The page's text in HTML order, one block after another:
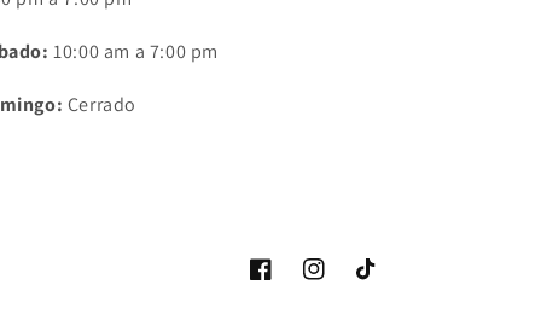
10:00 am a 7:00 pm
Cerrado
FacebookInstagramTikTok